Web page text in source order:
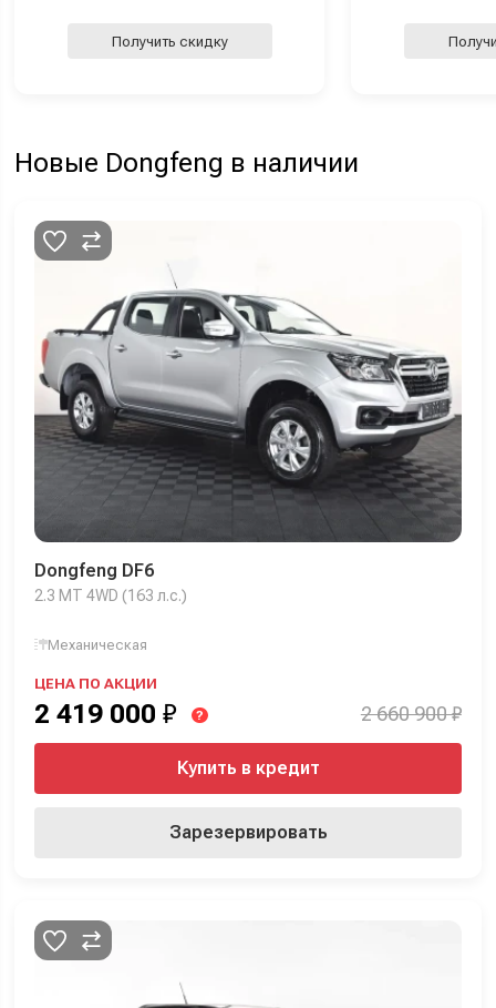
Получить скидку
Новые Dongfeng в наличии
Dongfeng DF6
2.3 MT 4WD (163 л.с.)
Механическая
ЦЕНА ПО АКЦИИ
2 419 000 ₽ ? 2 660 900 ₽
Купить в кредит
Зарезервировать